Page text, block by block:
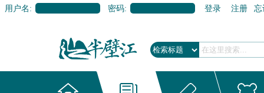
用户名: 密码: 登录 注册 忘